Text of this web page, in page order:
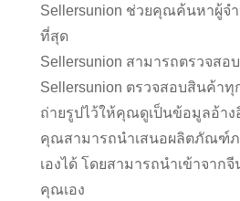
Sellersunion ช่วยคุณค้นหาผู้จ
ที่สุด
Sellersunion สามารถตรวจสอ
Sellersunion ตรวจสอบสินค้า
ถ่ายรูปไว้ให้คุณดูเป็นข้อมูลอ้าง
คุณสามารถนำเสนอผลิตภัณฑ์
เองได้ โดยสามารถนำเข้าจาก
คุณเอง